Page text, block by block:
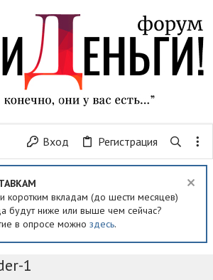
Вход Регистрация
коротким вкладам (до шести месяцев)
будут ниже или выше чем сейчас?
в опросе можно здесь.
1